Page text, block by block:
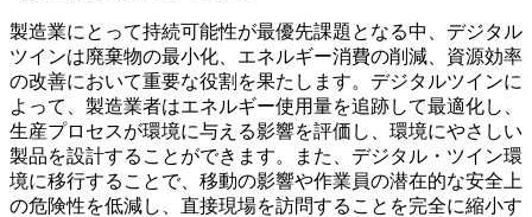
製造業にとって持続可能性が最優先課題となる中、デジタル
ツインは廃棄物の最小化、エネルギー消費の削減、資源効率
の改善において重要な役割を果たします。デジタルツインに
よって、製造業者はエネルギー使用量を追跡して最適化し、
生産プロセスが環境に与える影響を評価し、環境にやさしい
製品を設計することができます。また、デジタル・ツイン環
境に移行することで、移動の影響や作業員の潜在的な安全上
の危険性を低減し、直接現場を訪問することを完全に縮小す